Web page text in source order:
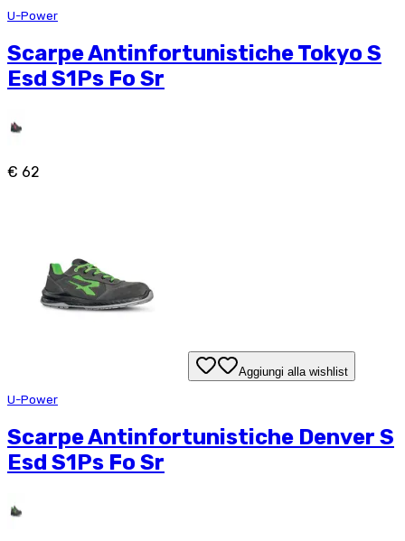
U-Power
Scarpe Antinfortunistiche Tokyo S
Esd S1Ps Fo Sr
€ 62
Aggiungi alla wishlist
U-Power
Scarpe Antinfortunistiche Denver S
Esd S1Ps Fo Sr